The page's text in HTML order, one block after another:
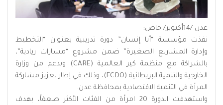
عدن /14أكتوبر/ خاص:
نفذت مؤسسة “أنا إنسان” دورة تدريبية بعنوان “التخطيط
وإدارة المشاريع الصغيرة” ضمن مشروع “مسارات ريادية”،
بالشراكة مع منظمة كير العالمية (CARE) وبدعم من وزارة
الخارجية والتنمية البريطانية (FCDO)، وذلك في إطار تعزيز مشاركة
المرأة في التنمية الاقتصادية بمحافظة عدن.
واستهدفت الدورة 20 امرأة من الفئات الأكثر ضعفاً، بهدف